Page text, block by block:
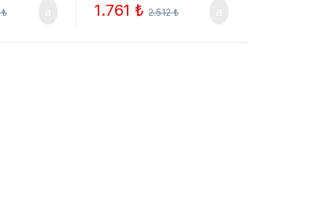
₺ 1.761 ₺ 2.512₺